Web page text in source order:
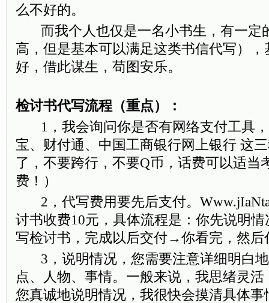
么不好的。
而我个人也仅是一名小书生，有一定
高，但是基本可以满足这类书信代写）
好，借此谋生，苟图安乐。
检讨书代写流程（重点）：
1，我会询问你是否有网络支付工具，
宝、财付通、中国工商银行网上银行 这
了，不要跨行，不要Q币，话费可以适当
费！）
2，代写费用要先后支付。
讨书收费10元，具体流程是：你先说明
写检讨书，完成以后交付→你看完，然后
3，说明情况，您需要注意详细明白地
点、人物、事情。一般来说，我思绪灵
您真诚地说明情况，我很快会摸清具体